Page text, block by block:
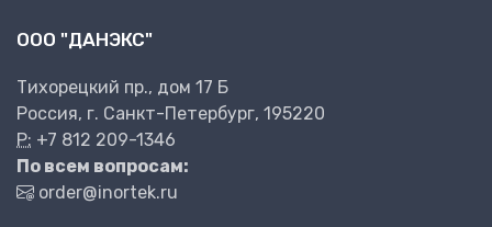
ООО "ДАНЭКС"
Тихорецкий пр., дом 17 Б
Россия, г. Санкт-Петербург, 195220
P: +7 812 209-1346
По всем вопросам:
order@inortek.ru